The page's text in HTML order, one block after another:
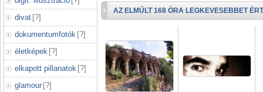
divat [?]
dokumentumfotók [?]
életképek [?]
elkapott pillanatok [?]
glamour [?]
AZ ELMÚLT 168 ÓRA LEGKEVESEBBET